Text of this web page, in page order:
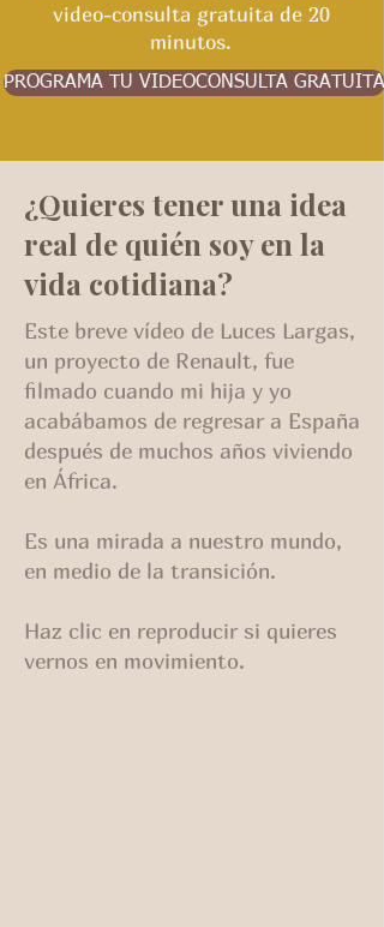
video-consulta gratuita de 20
minutos.
PROGRAMA TU VIDEOCONSULTA GRATUITA
¿Quieres tener una idea
real de quién soy en la
vida cotidiana?
Este breve vídeo de Luces Largas,
un proyecto de Renault, fue
filmado cuando mi hija y yo
acabábamos de regresar a España
después de muchos años viviendo
en África.
Es una mirada a nuestro mundo,
en medio de la transición.
Haz clic en reproducir si quieres
vernos en movimiento.